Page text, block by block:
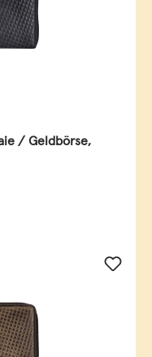
/ Geldbörse,